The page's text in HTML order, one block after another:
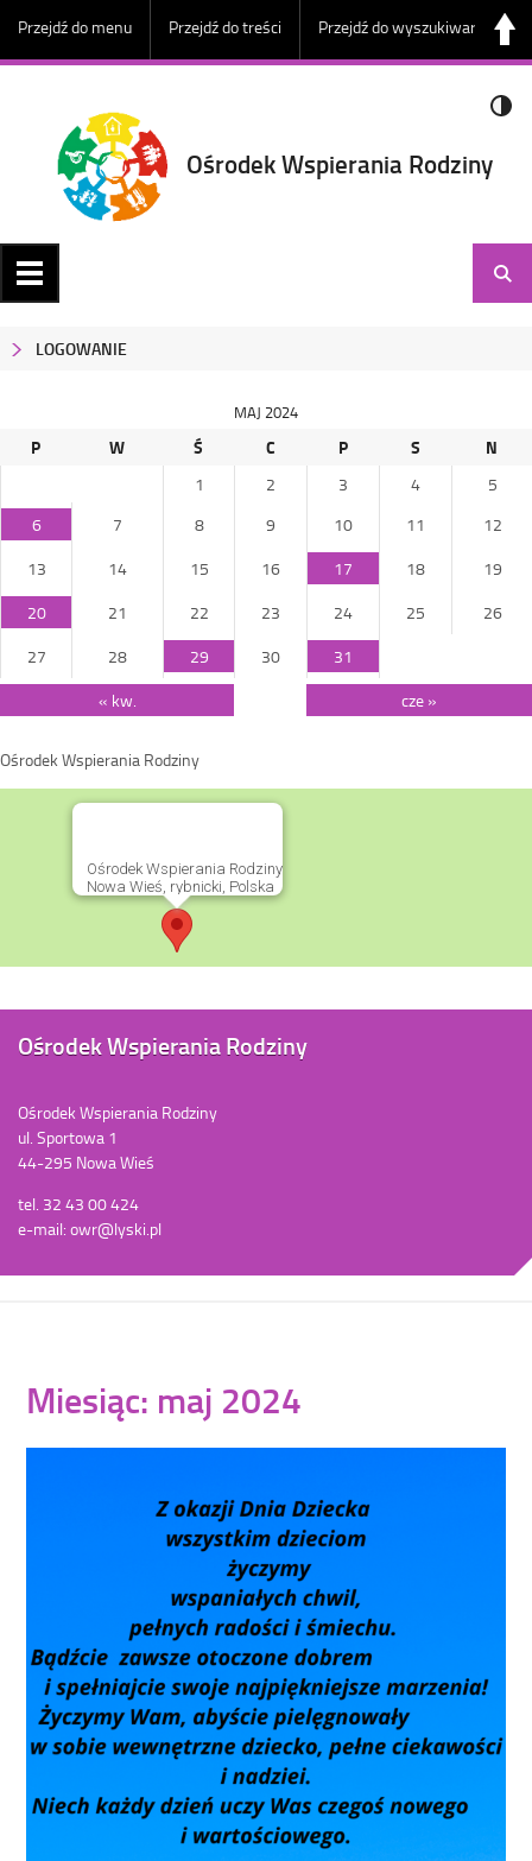
Przejdź do menu Przejdź do treści Przejdź do wyszukiwarki
Ośrodek Wspierania Rodziny
LOGOWANIE
MAJ 2024
P W Ś C P S N
« kw. cze »
1 2 3 4
5
6
7 8 9 10 11
12
13
14 15 16 17 18
19
20
21 22 23 24 25
26
27
28 29 30 31
Ośrodek Wspierania Rodziny
Ośrodek Wspierania Rodziny
Nowa Wieś, rybnicki, Polska
Ośrodek Wspierania Rodziny
Ośrodek Wspierania Rodziny
ul. Sportowa 1
44-295 Nowa Wieś
tel. 32 43 00 424
e-mail: owr@lyski.pl
Miesiąc: maj 2024